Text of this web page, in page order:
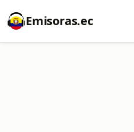
Emisoras.ec